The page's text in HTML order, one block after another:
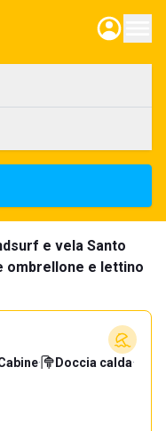
e vela Santo
ombrellone e lettino
· Doccia calda·